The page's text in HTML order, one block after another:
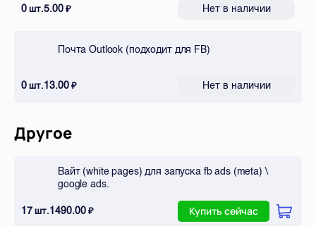
0шт.5.00₽ Нет в наличии
Почта Outlook (подходит для FB)
0шт.13.00₽ Нет в наличии
Другое
Вайт (white pages) для запуска fb ads (meta) \
google ads.
17шт.1490.00₽ Купить сейчас